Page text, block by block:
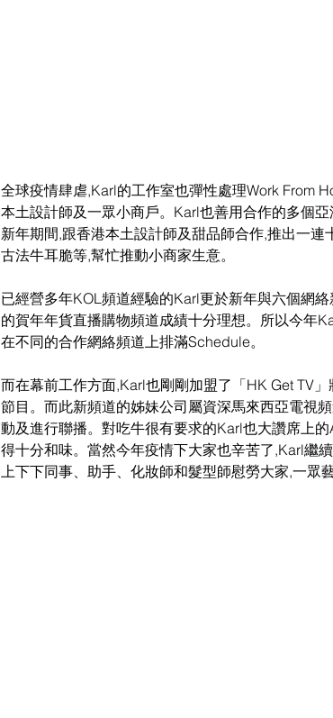
全球疫情肆虐,Karl的工作室也彈性處理Work From
本土設計師及一眾小商戶。Karl也善用合作的多個
新年期間,跟香港本土設計師及甜品師合作,推出一連
古法牛耳脆等,幫忙推動小商家生意。
已經營多年KOL頻道經驗的Karl更於新年與六個網
的賀年年貨直播購物頻道成績十分理想。所以今年
在不同的合作網絡頻道上排滿Schedule。
而在幕前工作方面,Karl也剛剛加盟了「HK Get TV
節目。而此新頻道的姊妹公司屬資深馬來西亞電視
動及進行聯播。對吃牛很有要求的Karl也大讚席上
得十分和味。當然今年疫情下大家也辛苦了,Karl繼
上下下同事、助手、化妝師和髮型師慰勞大家,一眾